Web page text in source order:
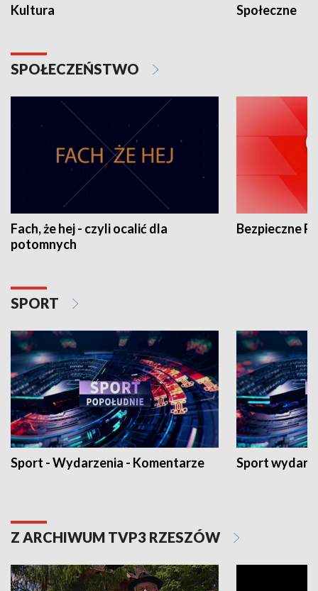
Kultura Społeczne
SPOŁECZEŃSTWO
Fach, że hej - czyli ocalić dla
potomnych
Bezpieczne
SPORT
Sport - Wydarzenia - Komentarze Sport
Z ARCHIWUM TVP3 RZESZÓW